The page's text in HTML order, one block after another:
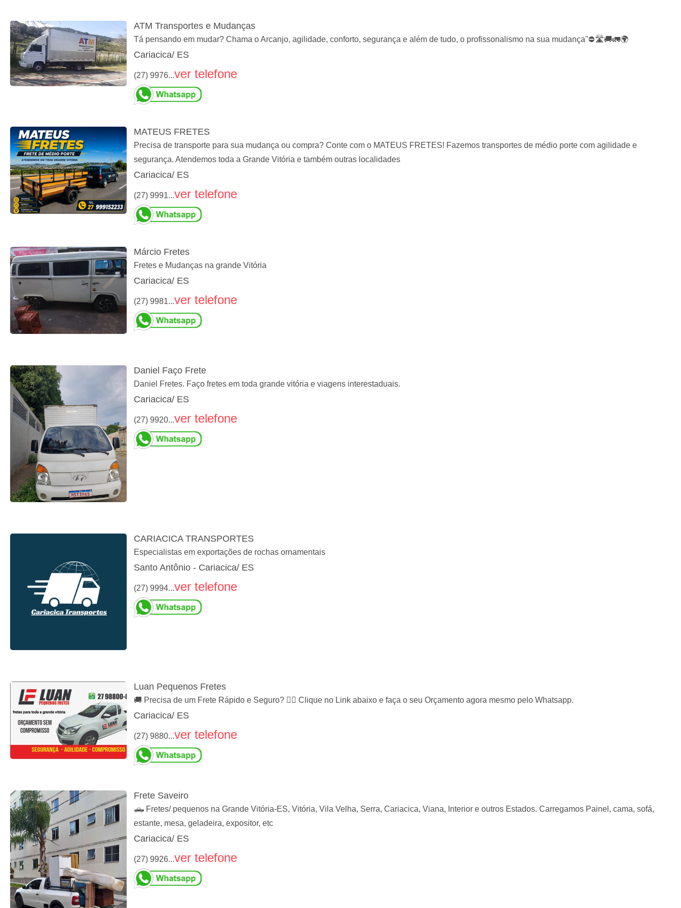
ATM Transportes e Mudanças
Tá pensando em mudar? Chama o Arcanjo, agilidade, conforto, segurança e além de tudo, o profissonalismo na sua mudança"⛔🛣🚚🚛🌍
Cariacica/ ES
(27) 9976...ver telefone
MATEUS FRETES
Precisa de transporte para sua mudança ou compra? Conte com o MATEUS FRETES! Fazemos transportes de médio porte com agilidade e
segurança. Atendemos toda a Grande Vitória e também outras localidades
Cariacica/ ES
(27) 9991...ver telefone
Márcio Fretes
Fretes e Mudanças na grande Vitória
Cariacica/ ES
(27) 9981...ver telefone
Daniel Faço Frete
Daniel Fretes. Faço fretes em toda grande vitória e viagens interestaduais.
Cariacica/ ES
(27) 9920...ver telefone
CARIACICA TRANSPORTES
Especialistas em exportações de rochas ornamentais
Santo Antônio - Cariacica/ ES
(27) 9994...ver telefone
Luan Pequenos Fretes
🚚 Precisa de um Frete Rápido e Seguro? 👉🏻 Clique no Link abaixo e faça o seu Orçamento agora mesmo pelo Whatsapp.
Cariacica/ ES
(27) 9880...ver telefone
Frete Saveiro
🛻 Fretes/ pequenos na Grande Vitória-ES, Vitória, Vila Velha, Serra, Cariacica, Viana, Interior e outros Estados. Carregamos Painel, cama, sofá,
estante, mesa, geladeira, expositor, etc
Cariacica/ ES
(27) 9926...ver telefone